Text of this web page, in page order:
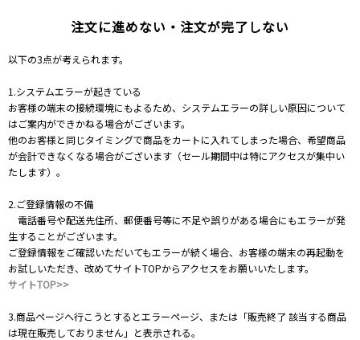
注文に進めない・注文が完了しない
以下の3点が考えられます。
1.システムエラーが起きている
お客様の端末の接続環境にもよるため、システムエラーの詳しい原因について
はご案内ができかねる場合がございます。
他のお客様と同じタイミングで商品をカートに入れてしまった場合、希望商品
が会計できなくなる場合がございます（セール期間中は特にアクセスが集中い
たします）。
2.ご登録情報の不備
電話番号や配送先住所、郵便番号等に不足や誤りがある場合にもエラーが発
生することがございます。
ご登録情報をご確認いただいてもエラーが続く場合、お客様の端末の再起動を
お試しいただき、改めてサイトTOPからアクセスをお願いいたします。
サイトTOP>>
3.商品ページへ行こうとするとエラーページ、または「販売終了 該当する商品
は現在販売しておりません」と表示される。